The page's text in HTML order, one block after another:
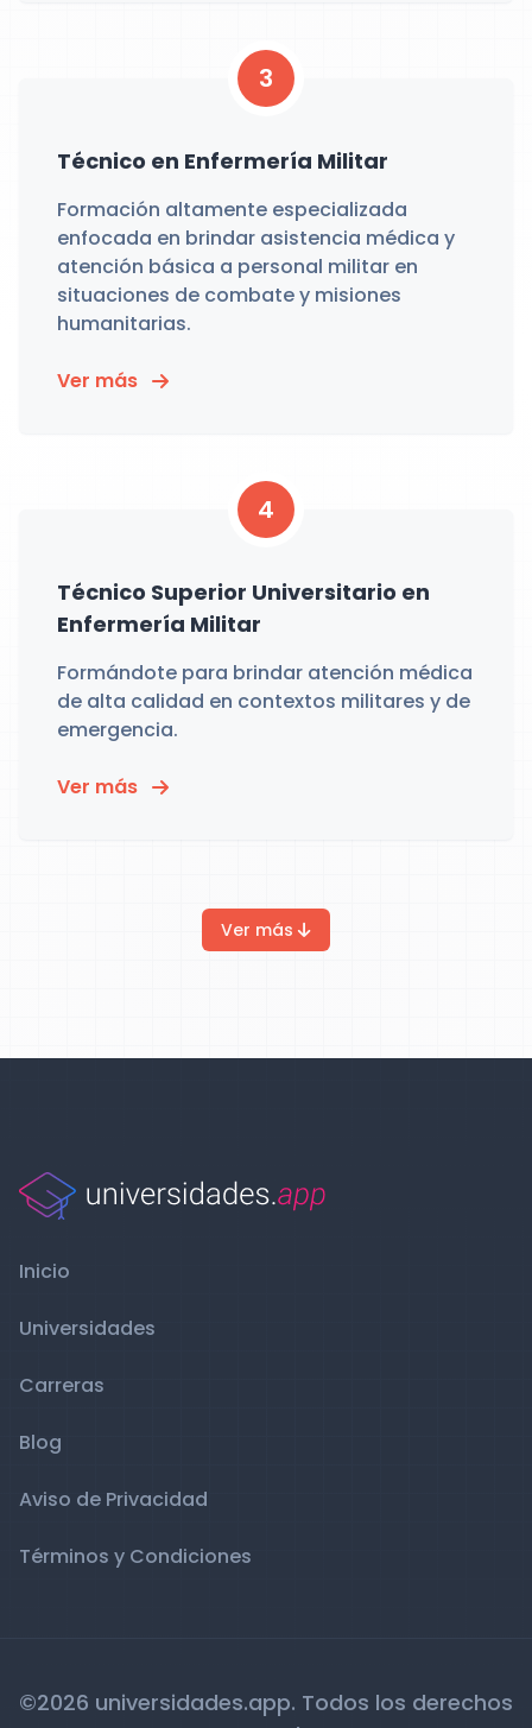
3
Técnico en Enfermería Militar
Formación altamente especializada
enfocada en brindar asistencia médica y
atención básica a personal militar en
situaciones de combate y misiones
humanitarias.
Ver más
4
Técnico Superior Universitario en
Enfermería Militar
Formándote para brindar atención médica
de alta calidad en contextos militares y de
emergencia.
Ver más
Ver más
Inicio
Universidades
Carreras
Blog
Aviso de Privacidad
Términos y Condiciones
©2026 universidades.app. Todos los derechos